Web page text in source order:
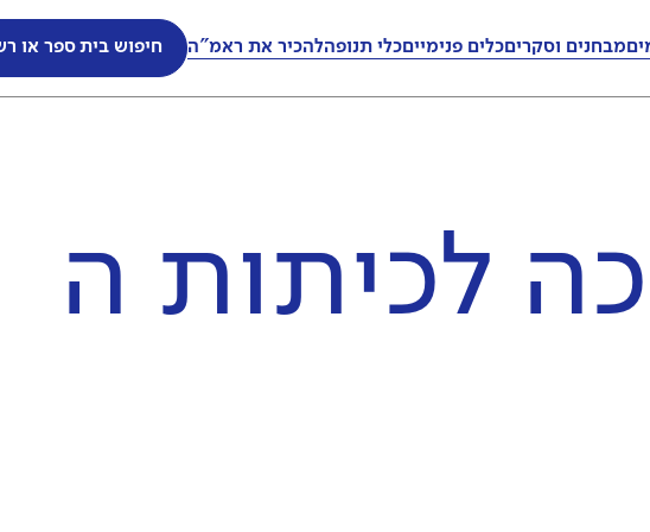
מבחנים וסקריםכלים פנימייםכלי תנופהלהכיר את ראמ"ה חיפוש בית ספר או
לכיתות ה